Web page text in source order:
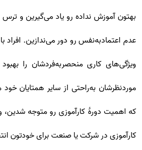
بهتون آموزش نداده رو یاد می‌گیرین و ترس
عدم اعتمادبه‌نفس رو دور می‌ندازین. افراد
ویژگی‌های کاری منحصربه‌فردشان را
موردنظرشان به‌راحتی از سایر همتایان
که اهمیت دورۀ کارآموزی رو متوجه
کارآموزی در شرکت یا صنعت برای خودتون